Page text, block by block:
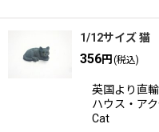
1/12サイズ 猫
356円 (税込)
英国より直
ハウス・ア
Cat